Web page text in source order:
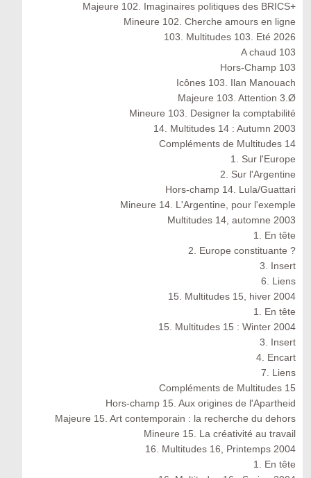
Majeure 102. Imaginaires politiques des BRICS+
Mineure 102. Cherche amours en ligne
103. Multitudes 103. Eté 2026
A chaud 103
Hors-Champ 103
Icônes 103. Ilan Manouach
Majeure 103. Attention 3.Ø
Mineure 103. Designer la comptabilité
14. Multitudes 14 : Autumn 2003
Compléments de Multitudes 14
1. Sur l'Europe
2. Sur l'Argentine
Hors-champ 14. Lula/Guattari
Mineure 14. L'Argentine, pour l'exemple
Multitudes 14, automne 2003
1. En tête
2. Europe constituante ?
3. Insert
6. Liens
15. Multitudes 15, hiver 2004
1. En tête
15. Multitudes 15 : Winter 2004
3. Insert
4. Encart
7. Liens
Compléments de Multitudes 15
Hors-champ 15. Aux origines de l'Apartheid
Majeure 15. Art contemporain : la recherche du dehors
Mineure 15. La créativité au travail
16. Multitudes 16, Printemps 2004
1. En tête